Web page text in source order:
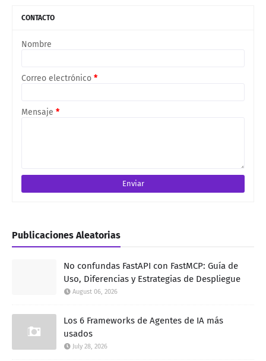
CONTACTO
Nombre
Correo electrónico *
Mensaje *
Publicaciones Aleatorias
No confundas FastAPI con FastMCP: Guía de
Uso, Diferencias y Estrategias de Despliegue
August 06, 2026
Los 6 Frameworks de Agentes de IA más
usados
July 28, 2026